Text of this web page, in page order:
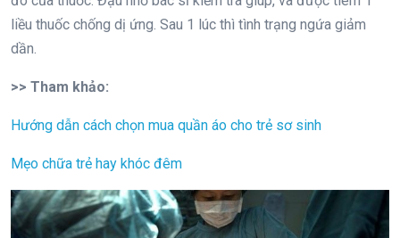
liều thuốc chống dị ứng. Sau 1 lúc thì tình trạng ngứa giảm
dần.
>> Tham khảo:
Hướng dẫn cách chọn mua quần áo cho trẻ sơ sinh
Mẹo chữa trẻ hay khóc đêm